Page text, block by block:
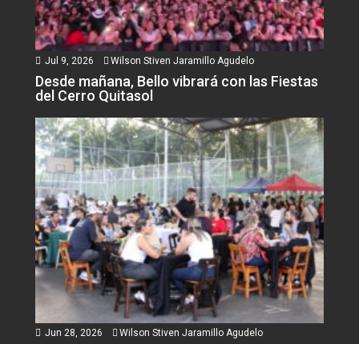
Jul 9, 2026 Wilson Stiven Jaramillo Agudelo
Desde mañana, Bello vibrará con las Fiestas
del Cerro Quitasol
Jun 28, 2026 Wilson Stiven Jaramillo Agudelo